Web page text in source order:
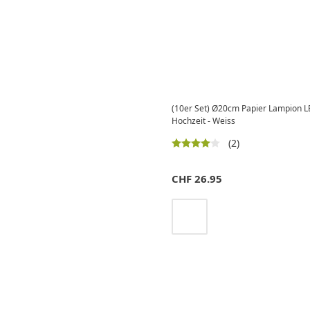
(10er Set) Ø20cm Papier Lampion
Hochzeit - Weiss
(2)
CHF 26.95